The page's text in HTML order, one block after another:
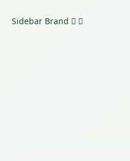
Sidebar Brand